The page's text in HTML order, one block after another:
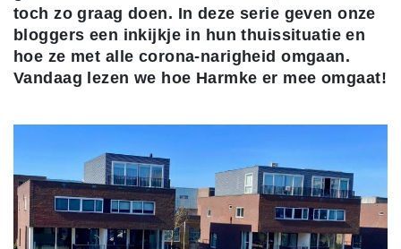
toch zo graag doen. In deze serie geven onze
bloggers een inkijkje in hun thuissituatie en
hoe ze met alle corona-narigheid omgaan.
Vandaag lezen we hoe Harmke er mee omgaat!